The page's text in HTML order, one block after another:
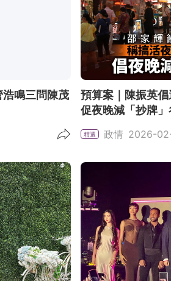
鳴三問陳茂
預算案｜陳振英
促夜晚減「抄牌
精選 政情 2026-